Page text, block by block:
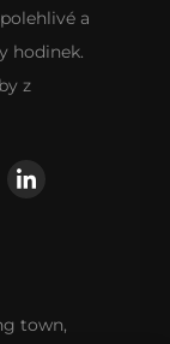
a
hodinek.
z
town,